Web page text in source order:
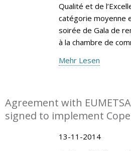
Qualité et de
catégorie moyenne
soirée de Gala de
à la chambre de
Mehr Lesen
Agreement with
signed to implement
13-11-2014